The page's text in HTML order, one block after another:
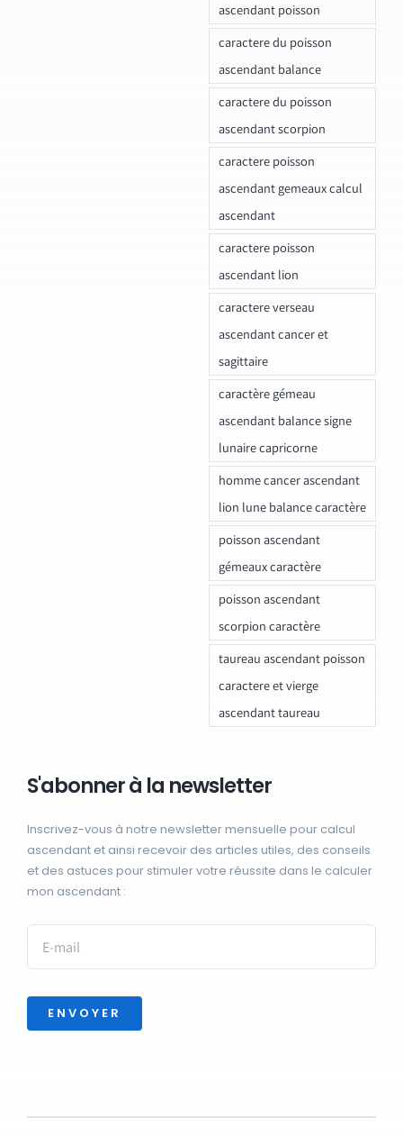
ascendant poisson
caractere du poisson
ascendant balance
caractere du poisson
ascendant scorpion
caractere poisson
ascendant gemeaux calcul
ascendant
caractere poisson
ascendant lion
caractere verseau
ascendant cancer et
sagittaire
caractère gémeau
ascendant balance signe
lunaire capricorne
homme cancer ascendant
lion lune balance caractère
poisson ascendant
gémeaux caractère
poisson ascendant
scorpion caractère
taureau ascendant poisson
caractere et vierge
ascendant taureau
S'abonner à la newsletter
Inscrivez-vous à notre newsletter mensuelle pour calcul
ascendant et ainsi recevoir des articles utiles, des conseils
et des astuces pour stimuler votre réussite dans le calculer
mon ascendant :
ENVOYER